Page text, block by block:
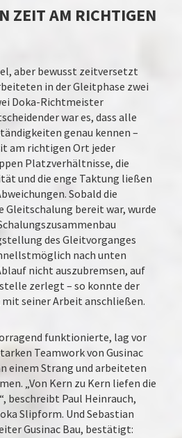
ZEIT AM RICHTIGEN
aber bewusst zeitversetzt
in der Gleitphase zwei
Doka-Richtmeister
war es, dass alle
genau kennen –
am richtigen Ort jeder
Platzverhältnisse, die
und die enge Taktung ließen
Sobald die
Gleitschalung bereit war, wurde
des Gleitvorganges
nach unten
nicht auszubremsen, auf
zerlegt – so konnte der
seiner Arbeit anschließen.
funktionierte, lag vor
Teamwork von Gusinac
einem Strang und arbeiteten
„Von Kern zu Kern liefen die
beschreibt Paul Heinrauch,
Slipform. Und Sebastian
Gusinac Bau, bestätigt: